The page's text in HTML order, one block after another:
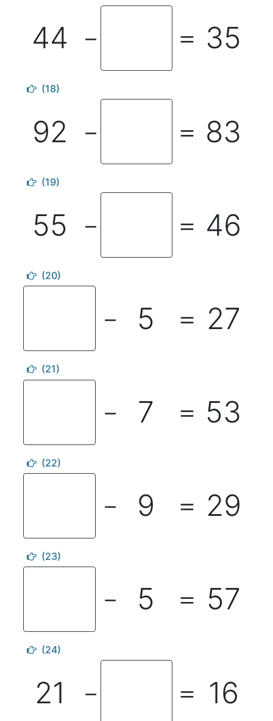
44 － ＝ 35
(18)
92 － ＝ 83
(19)
55 － ＝ 46
(20)
－ 5 ＝ 27
(21)
－ 7 ＝ 53
(22)
－ 9 ＝ 29
(23)
－ 5 ＝ 57
(24)
21 － ＝ 16